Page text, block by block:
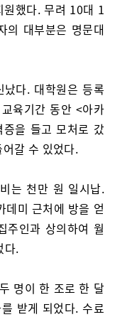
했다. 무려 10대 1
의 대부분은 명문대
다. 대학원은 등록
육기간 동안 <아카
을 들고 모처로 갔
갈 수 있었다.
는 천만 원 일시납.
데미 근처에 방을 얻
주인과 상의하여 월
다.
명이 한 조로 한 달
받게 되었다. 수료